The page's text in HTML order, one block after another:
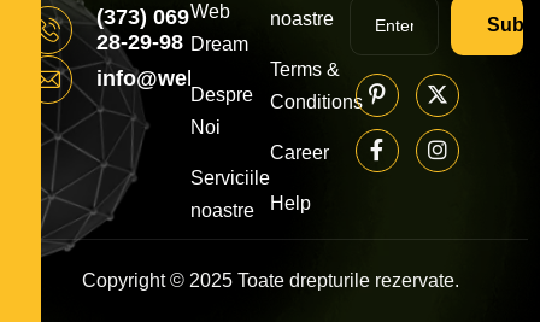
(373) 069
28-29-98
info@webdream.md
Web
Dream
Despre
Noi
Serviciile
noastre
noastre
Terms &
Conditions
Career
Help
Copyright © 2025 Toate drepturile rezervate.